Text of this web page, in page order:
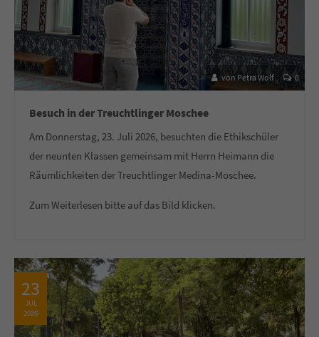
von Petra Wolf 0
Besuch in der Treuchtlinger Moschee
Am Donnerstag, 23. Juli 2026, besuchten die Ethikschüler
der neunten Klassen gemeinsam mit Herrn Heimann die
Räumlichkeiten der Treuchtlinger Medina-Moschee.
Zum Weiterlesen bitte auf das Bild klicken.
23
JUL
2026